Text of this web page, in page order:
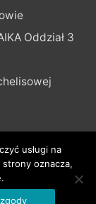
Oddział 3
osób
usługi na
oznacza,